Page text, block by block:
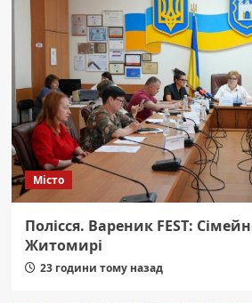
Місто
Полісся. Вареник FEST:
Житомирі
23 години тому назад